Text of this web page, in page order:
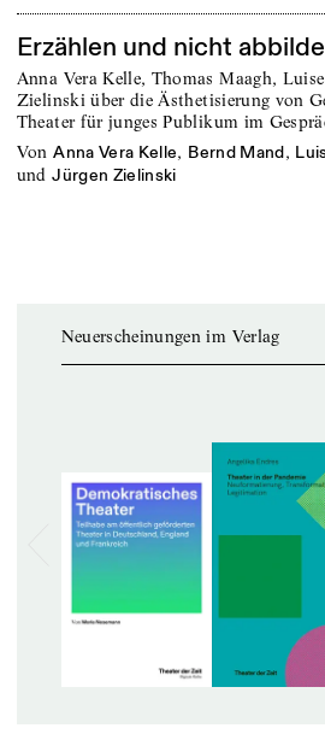
Erzählen und nicht
Anna Vera Kelle, Thomas Maagh,
Zielinski über die Ästhetisierung von
Theater für junges Publikum im
von Anna Vera Kelle, Bernd Mand,
und Jürgen Zielinski
Neuerscheinungen im Verlag